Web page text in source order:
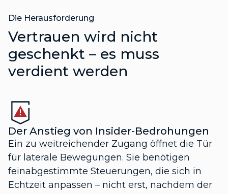
Die Herausforderung
Vertrauen wird nicht
geschenkt – es muss
verdient werden
Der Anstieg von Insider-Bedrohungen
Ein zu weitreichender Zugang öffnet die Tür
für laterale Bewegungen. Sie benötigen
feinabgestimmte Steuerungen, die sich in
Echtzeit anpassen – nicht erst, nachdem der